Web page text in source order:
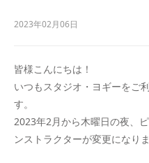
2023年02月06日
皆様こんにちは！
いつもスタジオ・ヨギーをご
す。
2023年2月から木曜日の夜、
ンストラクターが変更になりま